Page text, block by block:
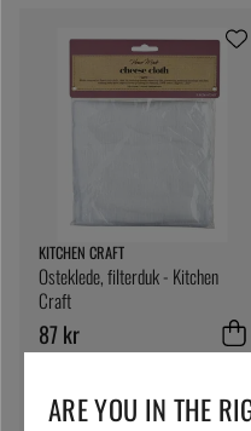
KITCHEN CRAFT
Osteklede, filterduk - Kitchen
Craft
87 kr
ARE YOU IN THE